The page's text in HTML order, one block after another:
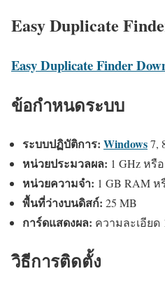
Easy Duplicate
Easy Duplicate Finder
ข้อกำหนดระบบ
ระบบปฏิบัติการ: Windows7,
หน่วยประมวลผล: 1 GHz หรื
หน่วยความจำ: 1 GB RAM
พื้นที่ว่างบนดิสก์: 25 MB
การ์ดแสดงผล: ความละเอียด
วิธีการติดตั้ง